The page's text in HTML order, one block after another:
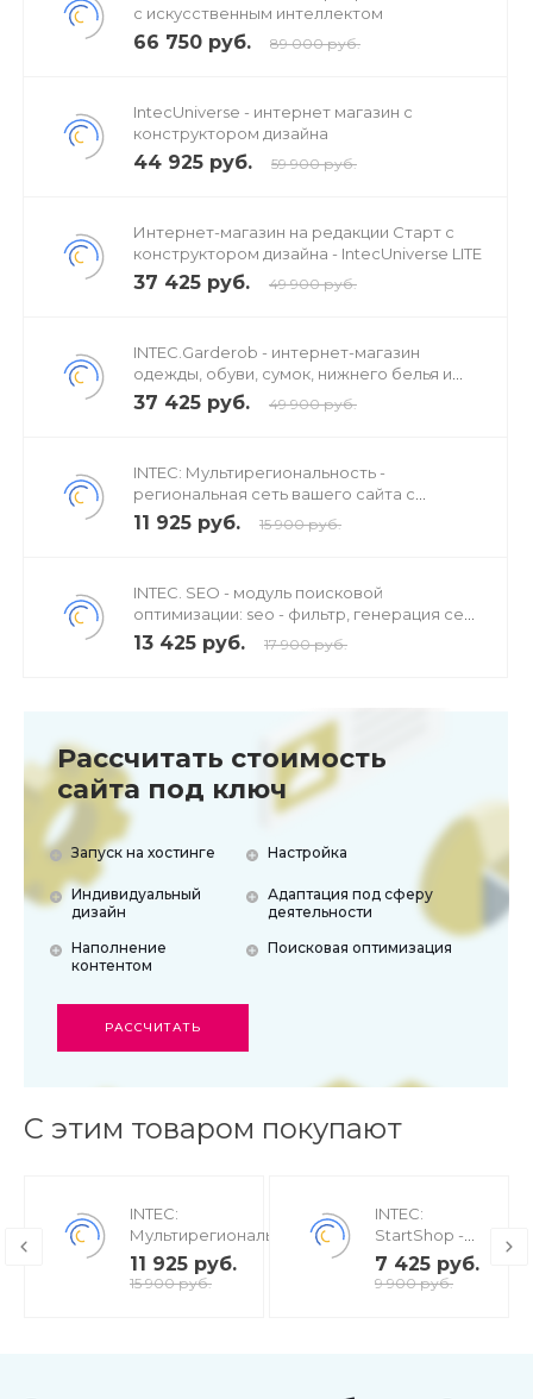
с искусственным интеллектом
66 750 руб. 89 000 руб.
IntecUniverse - интернет магазин с
конструктором дизайна
44 925 руб. 59 900 руб.
Интернет-магазин на редакции Старт с
конструктором дизайна - IntecUniverse LITE
37 425 руб. 49 900 руб.
INTEC.Garderob - интернет-магазин
одежды, обуви, сумок, нижнего белья и
аксессуаров
37 425 руб. 49 900 руб.
INTEC: Мультирегиональность -
региональная сеть вашего сайта с
продвижением в поисковиках
11 925 руб. 15 900 руб.
INTEC. SEO - модуль поисковой
оптимизации: seo - фильтр, генерация сео
- текстов, H1, мета-тегов
13 425 руб. 17 900 руб.
Рассчитать стоимость
сайта под ключ
Запуск на хостинге
Индивидуальный
дизайн
Наполнение
контентом
Настройка
Адаптация под сферу
деятельности
Поисковая оптимизация
РАССЧИТАТЬ
С этим товаром покупают
INTEC:
Мультирегиональность
- региональная сеть
вашего сайта с
11 925 руб.
15 900 руб.
INTEC:
StartShop -
модуль
интернет-
7 425 руб.
9 900 руб.